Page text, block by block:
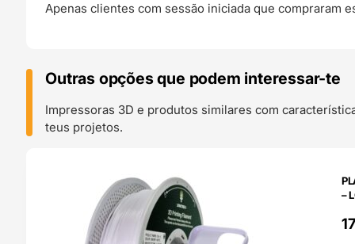
Apenas clientes com sessão iniciada que compraram
Outras opções que podem interessar-te
Impressoras 3D e produtos similares com
teus projetos.
–